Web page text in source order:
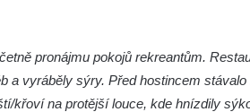
pronájmu pokojů rekreantům.
a vyráběly sýry. Před hostincem
křoví na protější louce, kde hnízdily